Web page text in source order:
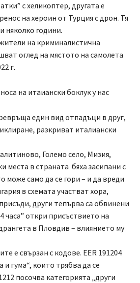
с хеликоптер, другата е
на хероин от Турция с дрон. Тя
няколко години.
на криминалистична
оглед на мястото на самолета
г.
на итаиански боклук у нас
един вид отпадъци в друг,
разкриват италиански
Големо село, Мизия,
места в страната бяха засипани с
може само да се гори – и да вреди
в схемата участват хора,
други тепърва са обвинени
часа” откри присъствието на
в Пловдив – влиянието му
е свързан с кодове. EER 191204
и гума“, които трябва да се
посочва категорията „други